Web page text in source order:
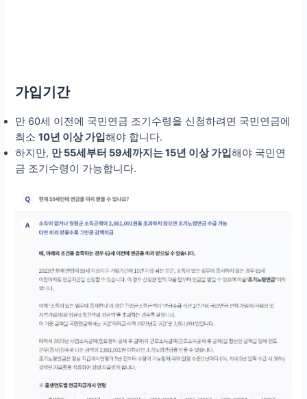
가입기간
만 60세 이전에 국민연금 조기수령을 신청하려면 국민연금에
최소10년 이상 가입해야 합니다.
하지만, 만 55세부터 59세까지는 15년 이상 가입해야 국민연
금 조기수령이 가능합니다.